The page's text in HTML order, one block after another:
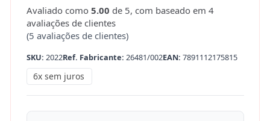
Avaliado como 5.00 de 5, com baseado em 4
avaliações de clientes
(5 avaliações de clientes)
SKU: 2022Ref. Fabricante: 26481/002EAN: 7891112175815
6x sem juros